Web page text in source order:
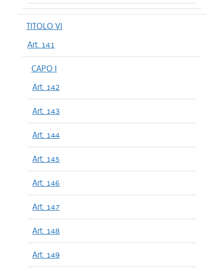
TITOLO VI
Art. 141
CAPO I
Art. 142
Art. 143
Art. 144
Art. 145
Art. 146
Art. 147
Art. 148
Art. 149